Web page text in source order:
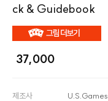
ck & Guidebook
37,000
제조사 U.S.Games